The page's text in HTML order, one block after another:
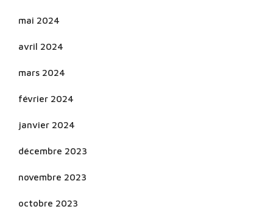
mai 2024
avril 2024
mars 2024
février 2024
janvier 2024
décembre 2023
novembre 2023
octobre 2023